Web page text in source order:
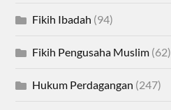
Fikih Ibadah (94)
Fikih Pengusaha Muslim (62)
Hukum Perdagangan (247)